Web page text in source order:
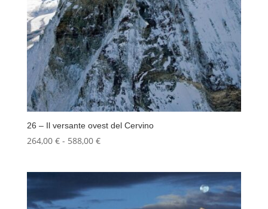
26 – Il versante ovest del Cervino
264,00 € - 588,00 €Fascia